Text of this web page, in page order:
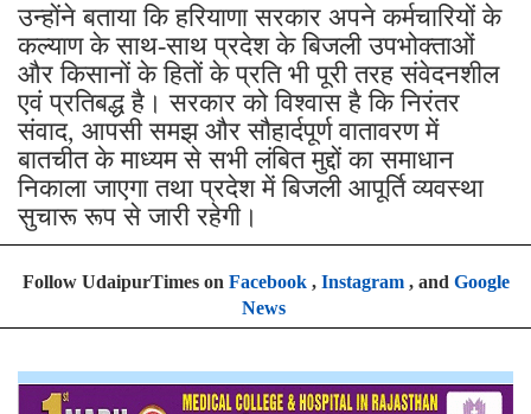
उन्होंने बताया कि हरियाणा सरकार अपने कर्मचारियों के
कल्याण के साथ-साथ प्रदेश के बिजली उपभोक्ताओं
और किसानों के हितों के प्रति भी पूरी तरह संवेदनशील
एवं प्रतिबद्ध है। सरकार को विश्वास है कि निरंतर
संवाद, आपसी समझ और सौहार्दपूर्ण वातावरण में
बातचीत के माध्यम से सभी लंबित मुद्दों का समाधान
निकाला जाएगा तथा प्रदेश में बिजली आपूर्ति व्यवस्था
सुचारू रूप से जारी रहेगी।
Follow UdaipurTimes on Facebook, Instagram, and Google
News